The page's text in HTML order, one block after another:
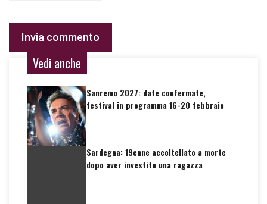
Vedi anche
Sanremo 2027: date confermate,
festival in programma 16-20 febbraio
Sardegna: 19enne accoltellato a morte
dopo aver investito una ragazza